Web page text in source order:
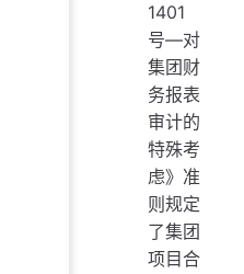
1401
号—对
集团财
务报表
审计的
特殊考
虑》准
则规定
了集团
项目合